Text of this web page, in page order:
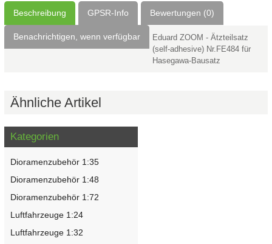
Beschreibung GPSR-Info Bewertungen (0)
Benachrichtigen, wenn verfügbar
Eduard ZOOM - Ätzteilsatz
(self-adhesive) Nr.FE484 für
Hasegawa-Bausatz
Ähnliche Artikel
Kategorien
Dioramenzubehör 1:35
Dioramenzubehör 1:48
Dioramenzubehör 1:72
Luftfahrzeuge 1:24
Luftfahrzeuge 1:32